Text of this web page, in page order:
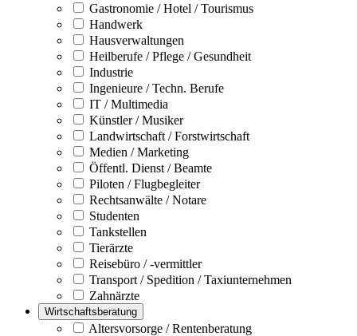
Gastronomie / Hotel / Tourismus
Handwerk
Hausverwaltungen
Heilberufe / Pflege / Gesundheit
Industrie
Ingenieure / Techn. Berufe
IT / Multimedia
Künstler / Musiker
Landwirtschaft / Forstwirtschaft
Medien / Marketing
Öffentl. Dienst / Beamte
Piloten / Flugbegleiter
Rechtsanwälte / Notare
Studenten
Tankstellen
Tierärzte
Reisebüro / -vermittler
Transport / Spedition / Taxiunternehmen
Zahnärzte
Wirtschaftsberatung
Altersvorsorge / Rentenberatung